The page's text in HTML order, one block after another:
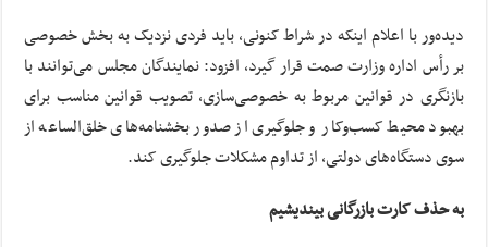
دیده‌ور با اعلام اینکه در شراط کنونی، باید فردی نزدیک به بخش خصوصی
بر رأس اداره وزارت صمت قرار گیرد، افزود: نمایندگان مجلس می‌توانند با
بازنگری در قوانین مربوط به خصوصی‌سازی، تصویب قوانین مناسب برای
بهبود محیط کسب‌و‌کار و جلوگیری از صدور بخشنامه‌های خلق‌الساعه از
سوی دستگاه‌های دولتی، از تداوم مشکلات جلوگیری کند.
به حذف کارت بازرگانی بیندیشیم